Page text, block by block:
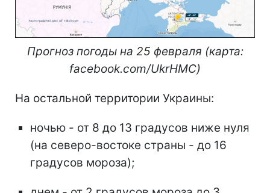
Прогноз погоды на 25 февраля (карта:
facebook.com/UkrHMC)
На остальной территории Украины:
ночью - от 8 до 13 градусов ниже нуля
(на северо-востоке страны - до 16
градусов мороза);